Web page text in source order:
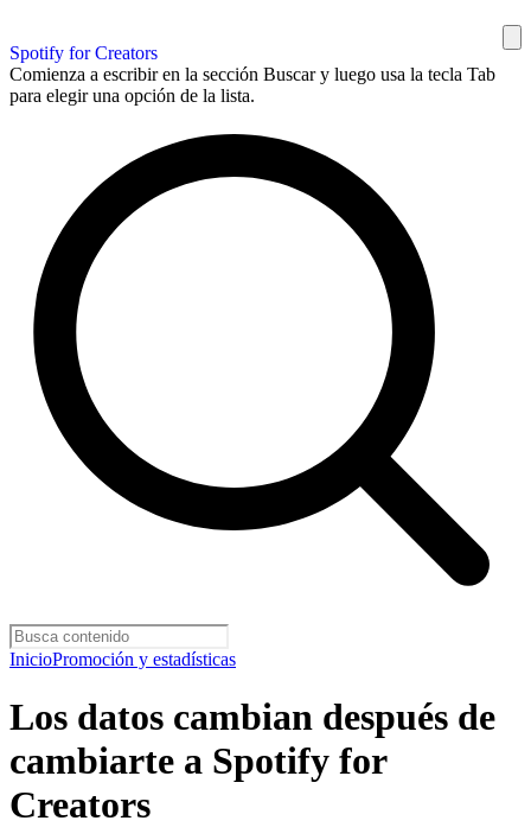
Spotify for Creators
Comienza a escribir en la sección Buscar y luego usa la tecla Tab
para elegir una opción de la lista.
InicioPromoción y estadísticas
Los datos cambian después de
cambiarte a Spotify for
Creators